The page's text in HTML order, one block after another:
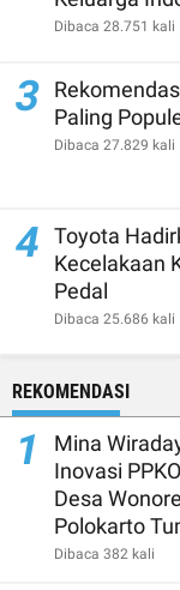
Dibaca 28.751 kali
3
Paling
Dibaca 27.829 kali
4
Toyota
Kecelakaan
Pedal
Dibaca 25.686 kali
REKOMENDASI
1
Mina
Inovasi
Desa
Polokarto
Dibaca 382 kali